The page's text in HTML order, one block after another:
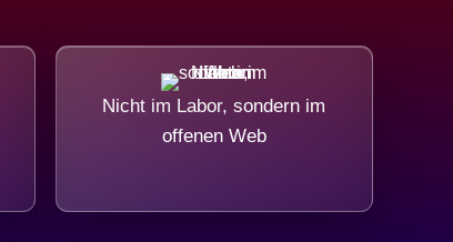
Nicht im Labor, sondern im
offenen Web